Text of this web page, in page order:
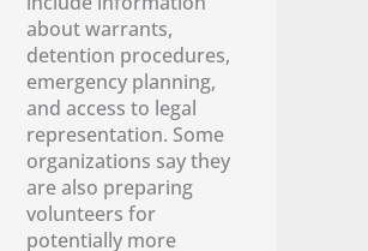
about warrants,
detention procedures,
emergency planning,
and access to legal
representation. Some
organizations say they
are also preparing
volunteers for
potentially more